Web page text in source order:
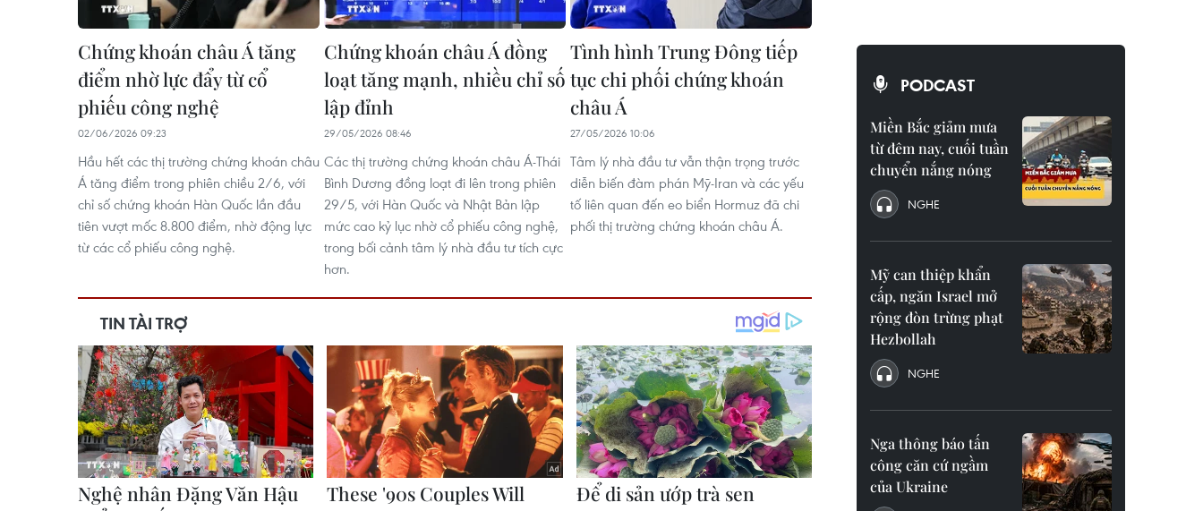
Chứng khoán châu Á tăng
điểm nhờ lực đẩy từ cổ
phiếu công nghệ
02/06/2026 09:23
Hầu hết các thị trường chứng khoán châu
Á tăng điểm trong phiên chiều 2/6, với
chỉ số chứng khoán Hàn Quốc lần đầu
tiên vượt mốc 8.800 điểm, nhờ động lực
từ các cổ phiếu công nghệ.
Chứng khoán châu Á đồng
loạt tăng mạnh, nhiều chỉ số
lập đỉnh
29/05/2026 08:46
Các thị trường chứng khoán châu Á-Thái
Bình Dương đồng loạt đi lên trong phiên
29/5, với Hàn Quốc và Nhật Bản lập
mức cao kỷ lục nhờ cổ phiếu công nghệ,
trong bối cảnh tâm lý nhà đầu tư tích cực
hơn.
Tình hình Trung Đông tiếp
tục chi phối chứng khoán
châu Á
27/05/2026 10:06
Tâm lý nhà đầu tư vẫn thận trọng trước
diễn biến đàm phán Mỹ-Iran và các yếu
tố liên quan đến eo biển Hormuz đã chi
phối thị trường chứng khoán châu Á.
PODCAST
Miền Bắc giảm mưa
từ đêm nay, cuối tuần
chuyển nắng nóng
NGHE
Mỹ can thiệp khẩn
cấp, ngăn Israel mở
rộng đòn trừng phạt
Hezbollah
NGHE
Nga thông báo tấn
công căn cứ ngầm
của Ukraine